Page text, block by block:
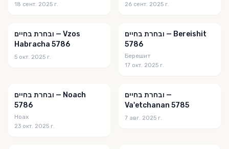
18 сент. 2025 г. 26 сент. 2025 г.
ובחרת בחיים — Vzos
Habracha 5786
5 окт. 2025 г.
ובחרת בחיים — Bereishit
5786
Берешит
17 окт. 2025 г.
ובחרת בחיים — Noach
5786
Ноах
23 окт. 2025 г.
ובחרת בחיים —
Va'etchanan 5785
7 авг. 2025 г.